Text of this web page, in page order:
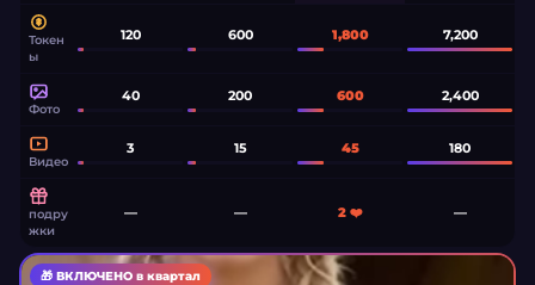
Токен
ы
120 600 1,800 7,200
Фото
40 200 600 2,400
Видео
3 15 45 180
подру
жки
— — 2 ❤️ —
🎁 ВКЛЮЧЕНО в квартал